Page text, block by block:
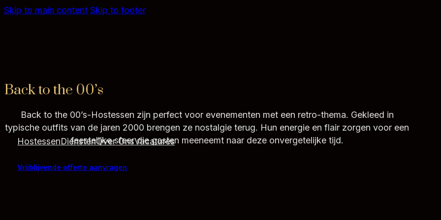
Skip to main content Skip to footer
HostessenDienstenOver OnsVacatures
Back to the 00’s
Back to the 00’s-Hostessen zijn perfect voor evenementen met een retro-thema. Gekleed in
typische outfits van de jaren 2000 brengen ze nostalgie terug. Hun energie en flair zorgen voor een
feestelijke sfeer die gasten meeneemt naar deze onvergetelijke tijd.
Vrijblijvende offerte aanvragen